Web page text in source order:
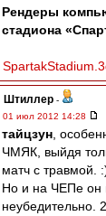
Рендеры
стадиона
Штиллер -
01 июл 2012 14:28
тайцзун ,
ЧМЯК, выйдя
матч с травмой.
Но и на ЧЕПе он
неубедительно.